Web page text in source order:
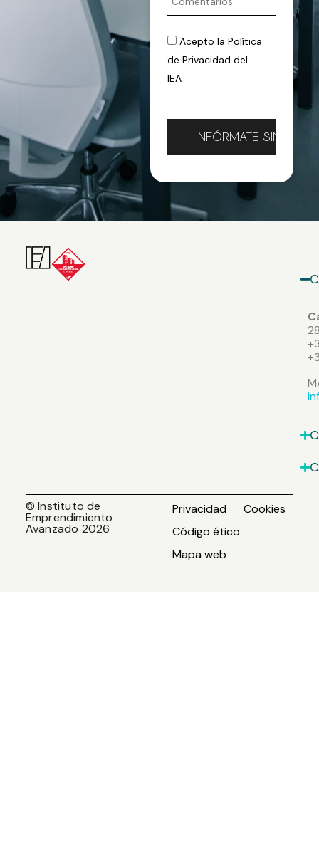
Acepto laPolítica
de Privacidad del
IEA
© Instituto de
Emprendimiento
Avanzado 2026
Privacidad
Cookies
Código ético
Mapa web